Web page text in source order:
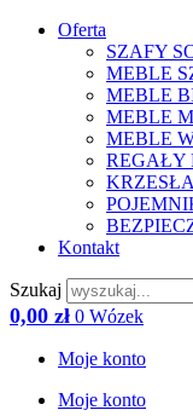
Oferta
SZAFY
MEBLE
MEBLE
MEBLE
MEBLE
REGAŁY
Kontakt
Szukaj
0,00 zł 0 Wózek
Moje konto
Moje konto